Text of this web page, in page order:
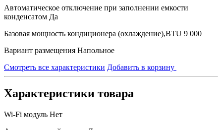
Автоматическое отключение при заполнении емкости
конденсатом Да
Базовая мощность кондиционера (охлаждение),BTU 9 000
Вариант размещения Напольное
Смотреть все характеристики Добавить в корзину
Характеристики товара
Wi-Fi модуль Нет